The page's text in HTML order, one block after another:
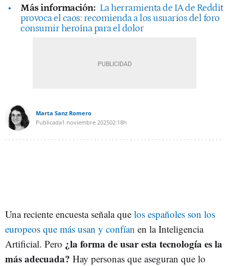
Más información: La herramienta de IA de Reddit
provoca el caos: recomienda a los usuarios del foro
consumir heroína para el dolor
Marta Sanz Romero
Publicada1 noviembre 202502:18h
Una reciente encuesta señala que los españoles son los
europeos que más usan y confían en la Inteligencia
Artificial. Pero ¿la forma de usar esta tecnología es la
más adecuada? Hay personas que aseguran que lo